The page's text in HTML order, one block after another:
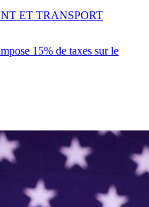
15% de taxes sur le
ET TRANSPORT